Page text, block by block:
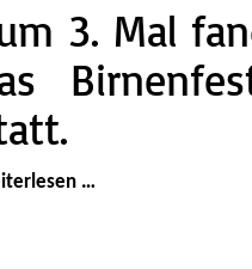
3. Mal
…